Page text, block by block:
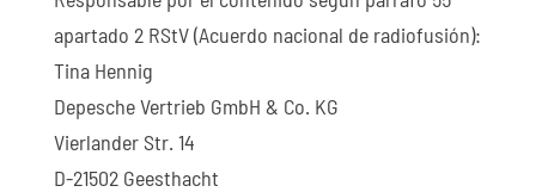
apartado 2 RStV (Acuerdo nacional de radiofusión):
Tina Hennig
Depesche Vertrieb GmbH & Co. KG
Vierlander Str. 14
D-21502 Geesthacht